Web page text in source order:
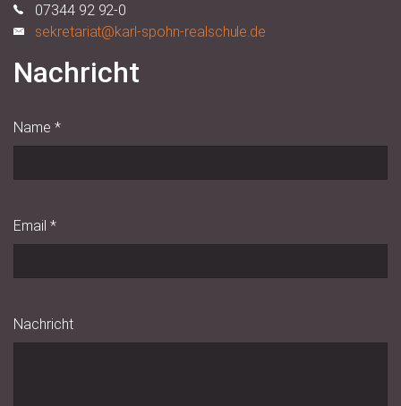
07344 92 92-0
sekretariat@karl-spohn-realschule.de
Nachricht
Name *
Email *
Nachricht